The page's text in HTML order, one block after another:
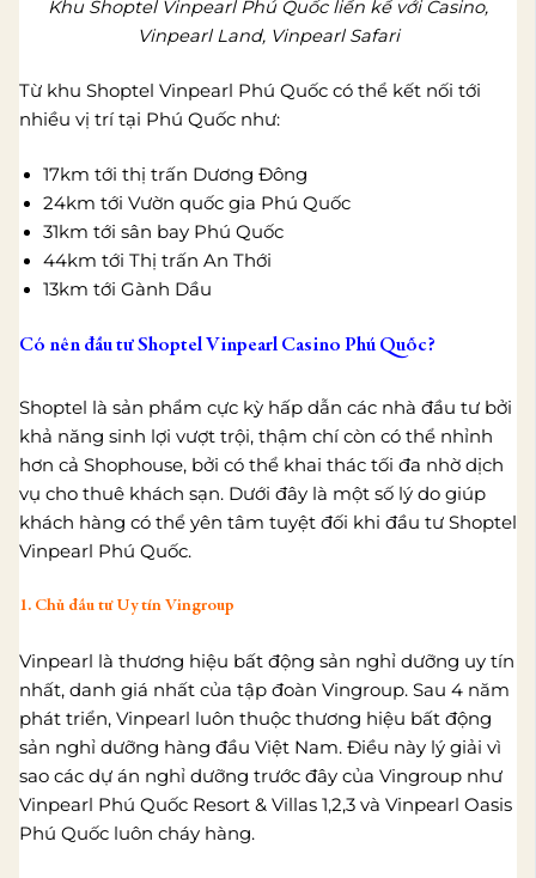
Khu Shoptel Vinpearl Phú Quốc liền kề với Casino,
Vinpearl Land, Vinpearl Safari
Từ khu Shoptel Vinpearl Phú Quốc có thể kết nối tới
nhiều vị trí tại Phú Quốc như:
17km tới thị trấn Dương Đông
24km tới Vườn quốc gia Phú Quốc
31km tới sân bay Phú Quốc
44km tới Thị trấn An Thới
13km tới Gành Dầu
Có nên đầu tư Shoptel Vinpearl Casino Phú Quốc?
Shoptel là sản phẩm cực kỳ hấp dẫn các nhà đầu tư bởi
khả năng sinh lợi vượt trội, thậm chí còn có thể nhỉnh
hơn cả Shophouse, bởi có thể khai thác tối đa nhờ dịch
vụ cho thuê khách sạn. Dưới đây là một số lý do giúp
khách hàng có thể yên tâm tuyệt đối khi đầu tư Shoptel
Vinpearl Phú Quốc.
1. Chủ đầu tư Uy tín Vingroup
Vinpearl là thương hiệu bất động sản nghỉ dưỡng uy tín
nhất, danh giá nhất của tập đoàn Vingroup. Sau 4 năm
phát triển, Vinpearl luôn thuộc thương hiệu bất động
sản nghỉ dưỡng hàng đầu Việt Nam. Điều này lý giải vì
sao các dự án nghỉ dưỡng trước đây của Vingroup như
Vinpearl Phú Quốc Resort & Villas 1,2,3 và Vinpearl Oasis
Phú Quốc luôn cháy hàng.